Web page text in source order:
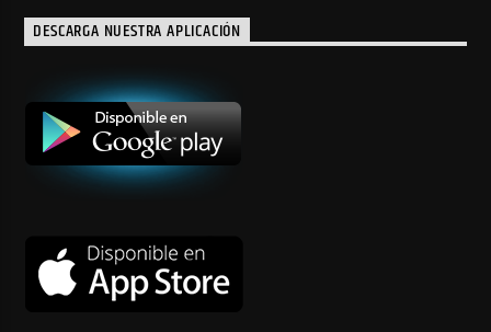
DESCARGA NUESTRA APLICACIÓN